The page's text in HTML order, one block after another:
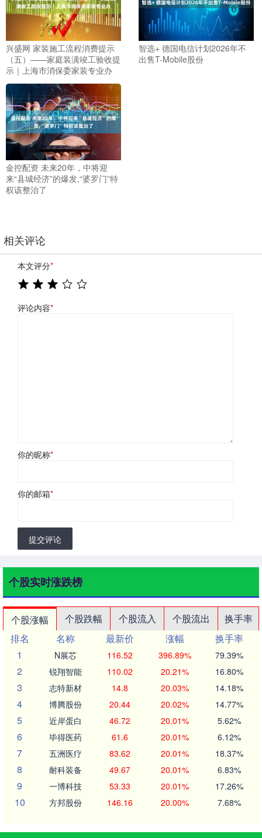
兴盛网 家装施工流程消费提示
（五）——家庭装潢竣工验收提
示｜上海市消保委家装专业办
智选+ 德国电信计划2026年不
出售T-Mobile股份
金控配资 未来20年，中将迎
来“县城经济”的爆发,“婆罗门”特
权该整治了
相关评论
本文评分*
评论内容*
你的昵称*
你的邮箱*
提交评论
个股实时涨跌榜
个股涨幅 个股跌幅 个股流入 个股流出
换手率
排名
名称 最新价 涨幅
换手率
1
N展芯 116.52 396.89% 79.39%
2 锐翔智能 110.02 20.21% 16.80%
3 志特新材 14.8 20.03% 14.18%
4 博腾股份 20.44 20.02% 14.77%
5 近岸蛋白 46.72 20.01% 5.62%
6 毕得医药 61.6 20.01% 6.12%
7 五洲医疗 83.62 20.01% 18.37%
8 耐科装备 49.67 20.01% 6.83%
9 一博科技 53.33 20.01% 17.26%
10 方邦股份 146.16 20.00% 7.68%